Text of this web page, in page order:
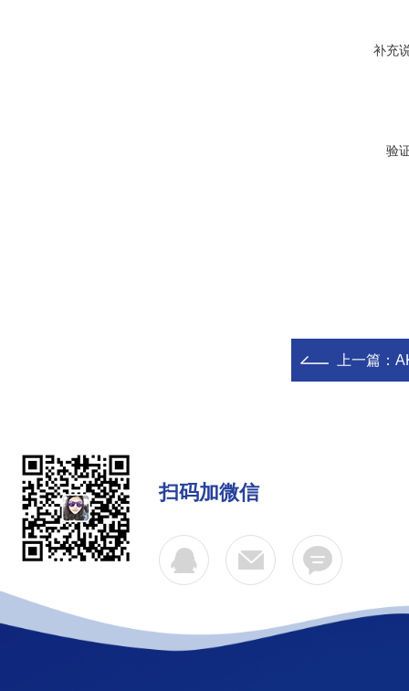
补充
验
上一篇：
扫码加微信